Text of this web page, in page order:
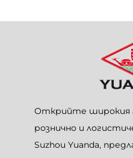
Открийте
рознично и
Suzhou Yuanda,